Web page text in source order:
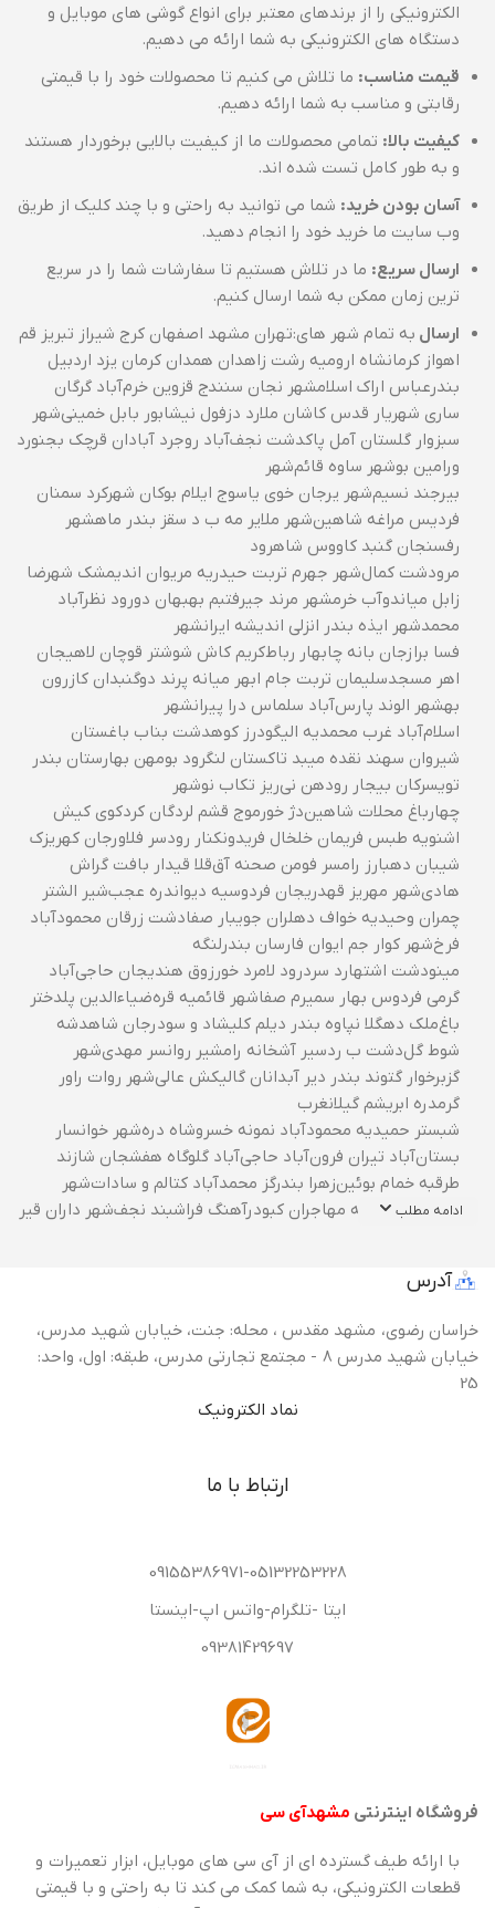
الکترونیکی را از برندهای معتبر برای انواع گوشی های موبایل و
دستگاه های الکترونیکی به شما ارائه می دهیم.
قیمت مناسب: ما تلاش می کنیم تا محصولات خود را با قیمتی
رقابتی و مناسب به شما ارائه دهیم.
کیفیت بالا: تمامی محصولات ما از کیفیت بالایی برخوردار هستند
و به طور کامل تست شده اند.
آسان بودن خرید: شما می توانید به راحتی و با چند کلیک از طریق
وب سایت ما خرید خود را انجام دهید.
ارسال سریع: ما در تلاش هستیم تا سفارشات شما را در سریع
ترین زمان ممکن به شما ارسال کنیم.
ارسال به تمام شهر های:تهران مشهد اصفهان کرج شیراز تبریز قم
اهواز کرمانشاه ارومیه رشت زاهدان همدان کرمان یزد اردبیل
بندرعباس اراک اسلامشهر نجان سنندج قزوین خرم‌آباد گرگان
ساری شهریار قدس کاشان ملارد دزفول نیشابور بابل خمینی‌شهر
سبزوار گلستان آمل پاکدشت نجف‌آباد روجرد آبادان قرچک بجنورد
ورامین بوشهر ساوه قائم‌شهر
بیرجند نسیم‌شهر یرجان خوی یاسوج ایلام بوکان شهرکرد سمنان
فردیس مراغه شاهین‌شهر ملایر مه ب د سقز بندر ماهشهر
رفسنجان گنبد کاووس شاهرود
مرودشت کمال‌شهر جهرم تربت حیدریه مریوان اندیمشک شهرضا
زابل میاندوآب خرمشهر مرند جیرفتبم بهبهان دورود نظرآباد
محمدشهر ایذه بندر انزلی اندیشه ایرانشهر
فسا برازجان بانه چابهار رباط‌کریم کاش شوشتر قوچان لاهیجان
اهر مسجدسلیمان تربت جام ابهر میانه پرند دوگنبدان کازرون
بهشهر الوند پارس‌آباد سلماس درا پیرانشهر
اسلام‌آباد غرب محمدیه الیگودرز کوهدشت بناب باغستان
شیروان سهند نقده میبد تاکستان لنگرود بومهن بهارستان بندر
تویسرکان بیجار رودهن نی‌ریز تکاب نوشهر
چهارباغ محلات شاهین‌دژ خورموج قشم لردگان کردکوی کیش
اشنویه طبس فریمان خلخال فریدونکنار رودسر فلاورجان کهریزک
شیبان دهبارز رامسر فومن صحنه آق‌قلا قیدار بافت گراش
هادی‌شهر مهریز قهدریجان فردوسیه دیواندره عجب‌شیر الشتر
چمران وحیدیه خواف دهلران جویبار صفادشت زرقان محمودآباد
فرخ‌شهر کوار جم ایوان فارسان بندرلنگه
مینودشت اشتهارد سردرود لامرد خورزوق هندیجان حاجی‌آباد
گرمی فردوس بهار سمیرم صفاشهر قائمیه قره‌ضیاءالدین پلدختر
باغ‌ملک دهگلا نپاوه بندر دیلم کلیشاد و سودرجان شاهدشه
شوط گل‌دشت ب ردسیر آشخانه رامشیر روانسر مهدی‌شهر
گزبرخوار گتوند بندر دیر آبدانان گالیکش عالی‌شهر روات راور
گرمدره ابریشم گیلانغرب
شبستر حمیدیه محمودآباد نمونه خسروشاه دره‌شهر خوانسار
بستان‌آباد تیران فرون‌آباد حاجی‌آباد گلوگاه هفشجان شازند
طرقبه خمام بوئین‌زهرا بندرگز محمدآباد کتالم و سادات‌شهر
هشترود شریفیه مهاجران کبودرآهنگ فراشبند نجف‌شهر داران قیر
ادامه مطلب
آدرس
خراسان رضوی، مشهد مقدس ، محله: جنت، خیابان شهید مدرس،
خیابان شهید مدرس 8 - مجتمع تجارتی مدرس، طبقه: اول، واحد:
25
نماد الکترونیک
ارتباط با ما
09155386971-05132253228
ایتا -تلگرام-واتس اپ-اینستا
09381429697
فروشگاه اینترنتی مشهدآی سی
با ارائه طیف گسترده ای از آی سی های موبایل، ابزار تعمیرات و
قطعات الکترونیکی، به شما کمک می کند تا به راحتی و با قیمتی